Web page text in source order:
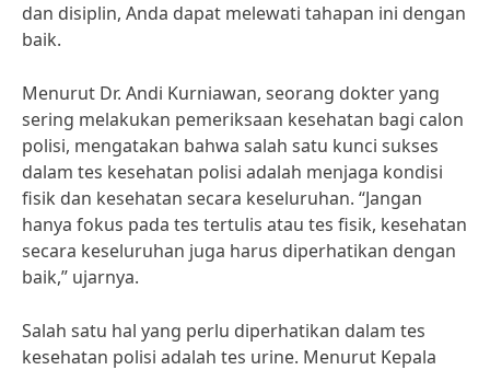
dan disiplin, Anda dapat melewati tahapan ini dengan
baik.
Menurut Dr. Andi Kurniawan, seorang dokter yang
sering melakukan pemeriksaan kesehatan bagi calon
polisi, mengatakan bahwa salah satu kunci sukses
dalam tes kesehatan polisi adalah menjaga kondisi
fisik dan kesehatan secara keseluruhan. “Jangan
hanya fokus pada tes tertulis atau tes fisik, kesehatan
secara keseluruhan juga harus diperhatikan dengan
baik,” ujarnya.
Salah satu hal yang perlu diperhatikan dalam tes
kesehatan polisi adalah tes urine. Menurut Kepala